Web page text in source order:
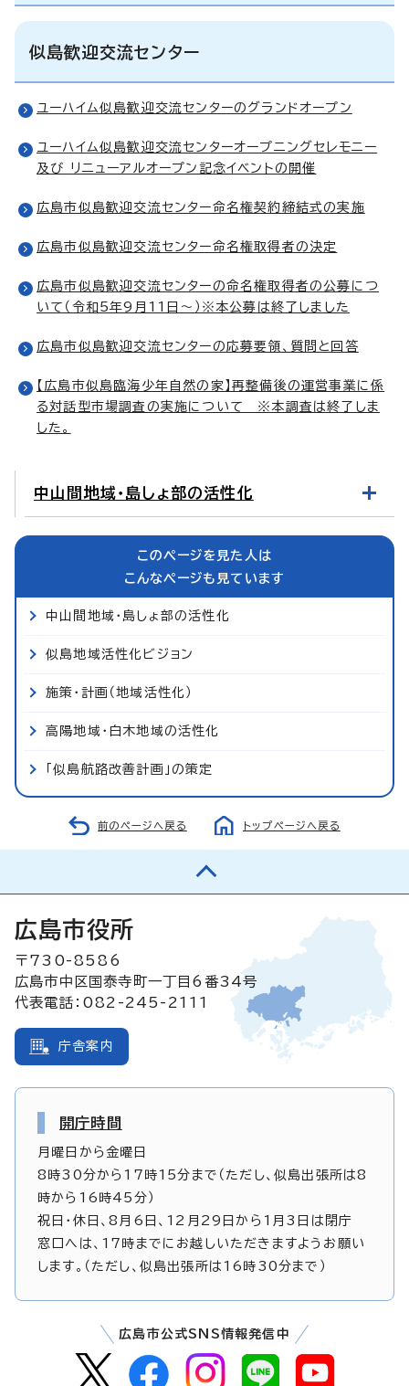
似島歓迎交流センター
ユーハイム似島歓迎交流センターのグランドオープン
ユーハイム似島歓迎交流センターオープニングセレモニー
及び リニューアルオープン記念イベントの開催
広島市似島歓迎交流センター命名権契約締結式の実施
広島市似島歓迎交流センター命名権取得者の決定
広島市似島歓迎交流センターの命名権取得者の公募につ
いて（令和5年9月11日～）※本公募は終了しました
広島市似島歓迎交流センターの応募要領、質問と回答
【広島市似島臨海少年自然の家】再整備後の運営事業に係
る対話型市場調査の実施について ※本調査は終了しま
した。
中山間地域・島しょ部の活性化
このページを見た人は
こんなページも見ています
中山間地域・島しょ部の活性化
似島地域活性化ビジョン
施策・計画（地域活性化）
高陽地域・白木地域の活性化
「似島航路改善計画」の策定
前のページへ戻る トップページへ戻る
広島市役所
〒730-8586
広島市中区国泰寺町一丁目6番34号
代表電話：082-245-2111
庁舎案内
開庁時間
月曜日から金曜日
8時30分から17時15分まで（ただし、似島出張所は8
時から16時45分）
祝日・休日、8月6日、12月29日から1月3日は閉庁
窓口へは、17時までにお越しいただきますようお願い
します。（ただし、似島出張所は16時30分まで）
広島市公式SNS情報発信中